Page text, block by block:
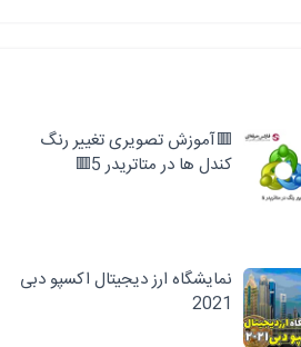
🟥آموزش تصویری تغییر رنگ
کندل ها در متاتریدر 5🟥
نمایشگاه ارز دیجیتال اکسپو دبی
2021